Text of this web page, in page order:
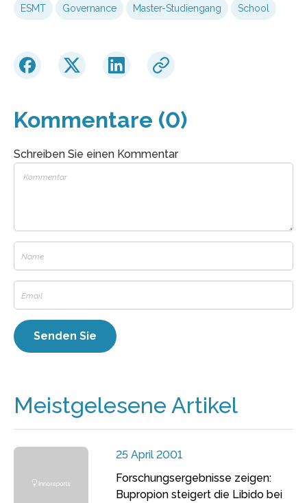
ESMT Governance Master-Studiengang School
Kommentare (0)
Schreiben Sie einen Kommentar
Meistgelesene Artikel
25 April 2001
Forschungsergebnisse zeigen:
Bupropion steigert die Libido bei